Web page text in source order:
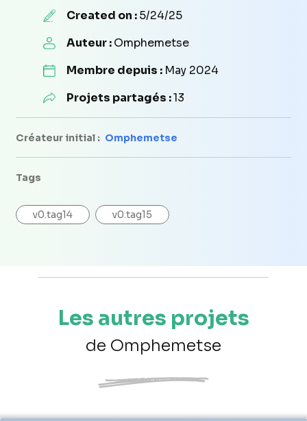
Created on :5/24/25
Auteur :Omphemetse
Membre depuis : May 2024
Projets partagés :13
Créateur initial : Omphemetse
Tags
v0.tag14 v0.tag15
Les autres projets
de Omphemetse